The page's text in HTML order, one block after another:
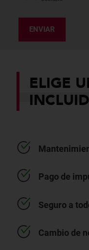
ENVIAR
ELIGE
Pago de
Seguro a
Cambio de